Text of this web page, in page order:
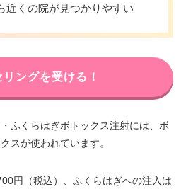
近くの院が見つかりやすい
ングを受ける！
ふくらはぎボトックス注射には、ボ
スが使われています。
円（税込）、ふくらはぎへの注入は